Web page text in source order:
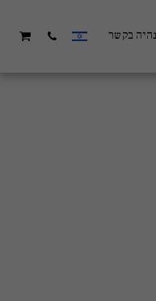
נהיה בקשר